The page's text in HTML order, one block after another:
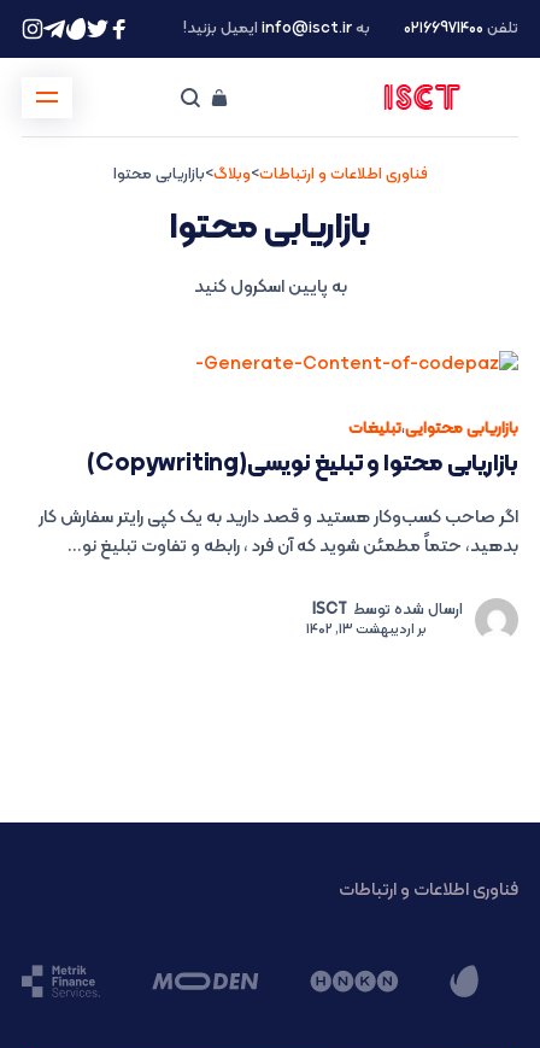
تلفن ۰۲۱66971400 بهinfo@isct.irایمیل بزنید!
فناوری اطلاعات و ارتباطات>وبلاگ>بازاریابی محتوا
بازاریابی محتوا
به پایین اسکرول کنید
بازاریابی محتوایی،تبلیغات
بازاریابی محتوا و تبلیغ نویسی(Copywriting)
اگر صاحب کسب‌وکار هستید و قصد دارید به یک کپی رایتر سفارش کار
بدهید، حتماً مطمئن شوید که آن فرد ، رابطه و تفاوت تبلیغ نو...
ارسال شده توسط ISCT
براردیبهشت 13, 1402
فناوری اطلاعات و ارتباطات